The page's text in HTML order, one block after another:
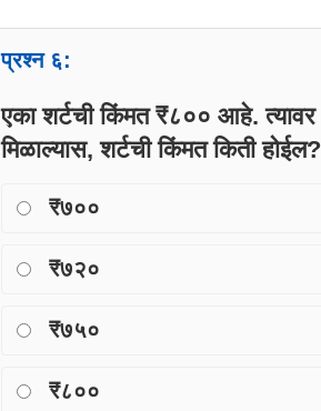
प्रश्न ६:
एका शर्टची किंमत ₹८०० आहे.
मिळाल्यास, शर्टची किंमत किती होईल?
₹७००
₹७२०
₹७५०
₹८००